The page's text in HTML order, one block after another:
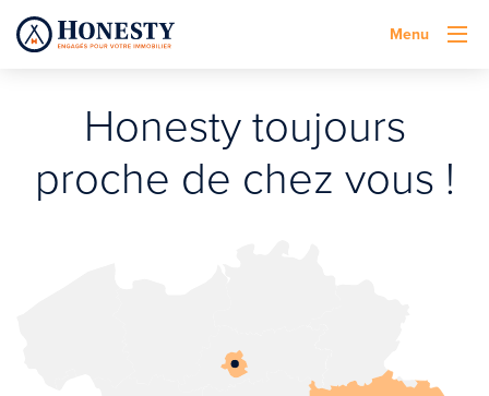
Menu
Honesty toujours
proche de chez vous !